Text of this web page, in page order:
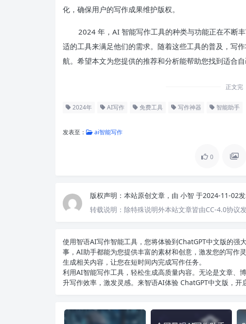
化，确保用户的写作成果维护版权。
2024 年，AI 智能写作工具的种类与功能正在不断
适的工具来满足他们的需求。随着这些工具的普及，写
航。希望本文为您提供的推荐和分析能帮助您找到适合自
正文完
2024年 AI写作 免费工具 写作神器 智能助手
发表至： ai智能写作
0
版权声明： 本站原创文章，由 小智 于2024-11-02发
转载说明： 除特殊说明外本站文章皆由CC-4.0协议
使用智语AI写作智能工具，您将体验到ChatGPT中文版的强
事，AI助手都能为您提供丰富的素材和创意，激发您的写作
生成相关内容，让您在短时间内完成写作任务。
利用AI智能写作工具，轻松生成高质量内容。无论是文章、
升写作效率，激发灵感。来智语AI体验 ChatGPT中文版 ，开